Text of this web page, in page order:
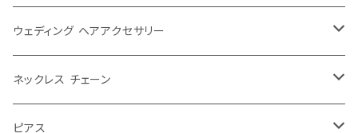
パール
レース
お花
シンプル
パール
ゆれる
ウェディング ヘアアクセサリー
ウェディングティアラ
大きめ
ウェディング リボンカチューシャ
ネックレス チェーン
40センチ
ピアス